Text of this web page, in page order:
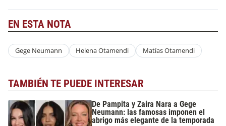
EN ESTA NOTA
Gege Neumann Helena Otamendi Matías Otamendi
TAMBIÉN TE PUEDE INTERESAR
De Pampita y Zaira Nara a Gege
Neumann: las famosas imponen el
abrigo más elegante de la temporada